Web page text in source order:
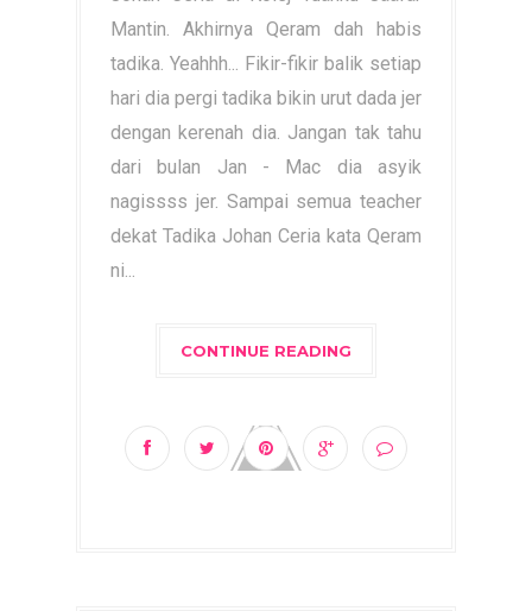
Mantin. Akhirnya Qeram dah habis
tadika. Yeahhh... Fikir-fikir balik setiap
hari dia pergi tadika bikin urut dada jer
dengan kerenah dia. Jangan tak tahu
dari bulan Jan - Mac dia asyik
nagissss jer. Sampai semua teacher
dekat Tadika Johan Ceria kata Qeram
ni...
CONTINUE READING